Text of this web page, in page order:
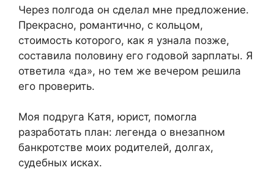
Через полгода он сделал мне предложение.
Прекрасно, романтично, с кольцом,
стоимость которого, как я узнала позже,
составила половину его годовой зарплаты. Я
ответила «да», но тем же вечером решила
его проверить.
Моя подруга Катя, юрист, помогла
разработать план: легенда о внезапном
банкротстве моих родителей, долгах,
судебных исках.